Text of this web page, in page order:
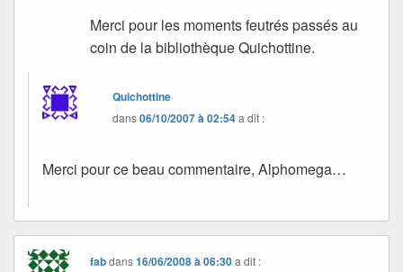
Merci pour les moments feutrés passés au
coin de la bibliothèque Quichottine.
Quichottine
dans06/10/2007 à 02:54a dit :
Merci pour ce beau commentaire, Alphomega…
fabdans16/06/2008 à 06:30 a dit :